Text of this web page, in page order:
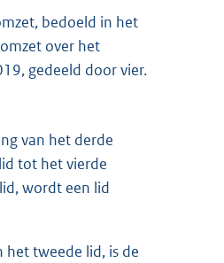
bedoeld in het
over het
gedeeld door vier.
van het derde
tot het vierde
wordt een lid
het tweede lid, is de